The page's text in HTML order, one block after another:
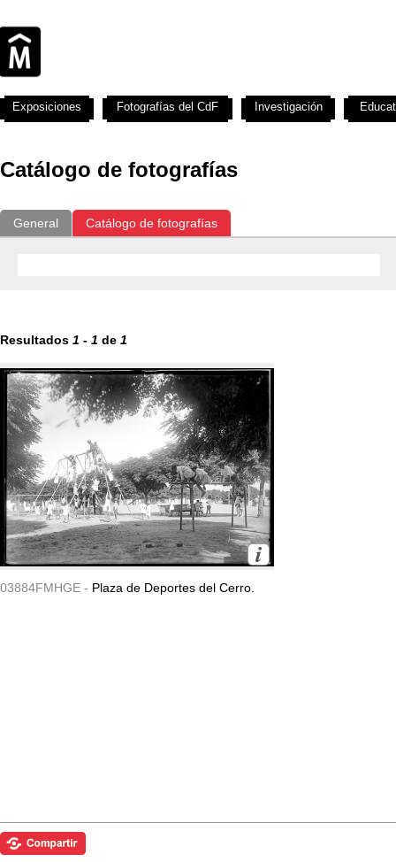
Catálogo de fotografías
General Catálogo de fotografías
Resultados 1 - 1 de 1
03884FMHGE - Plaza de Deportes del Cerro.
Exposiciones Fotografías del CdF Investigación